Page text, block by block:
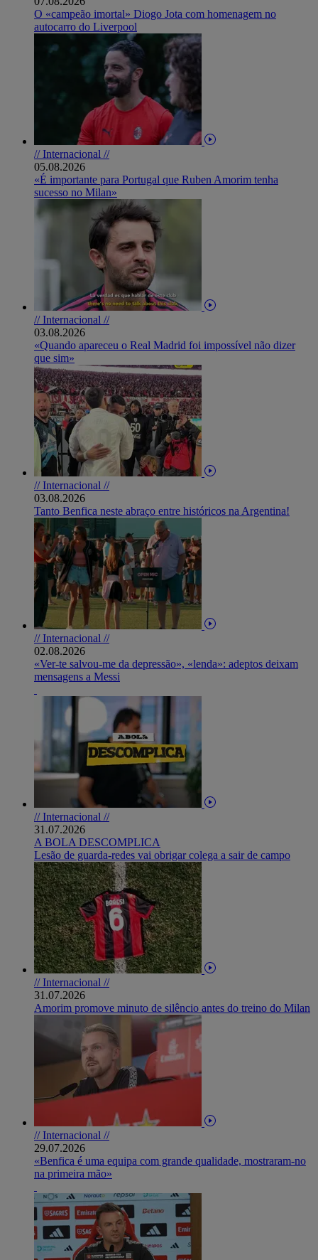
O «campeão imortal» Diogo Jota com homenagem no
autocarro do Liverpool
// Internacional //
05.08.2026
«É importante para Portugal que Ruben Amorim tenha
sucesso no Milan»
// Internacional //
03.08.2026
«Quando apareceu o Real Madrid foi impossível não dizer
que sim»
// Internacional //
03.08.2026
Tanto Benfica neste abraço entre históricos na Argentina!
// Internacional //
02.08.2026
«Ver-te salvou-me da depressão», «lenda»: adeptos deixam
mensagens a Messi
// Internacional //
31.07.2026
A BOLA DESCOMPLICA
Lesão de guarda-redes vai obrigar colega a sair de campo
// Internacional //
31.07.2026
Amorim promove minuto de silêncio antes do treino do Milan
// Internacional //
29.07.2026
«Benfica é uma equipa com grande qualidade, mostraram-no
na primeira mão»